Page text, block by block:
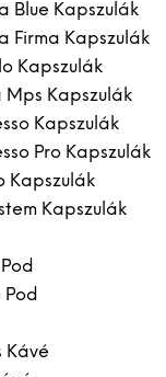
Blue Kapszulák
Firma Kapszulák
Kapszulák
Kapszulák
Kapszulák
Pro Kapszulák
Kapszulák
Kapszulák
Pod
Kávé